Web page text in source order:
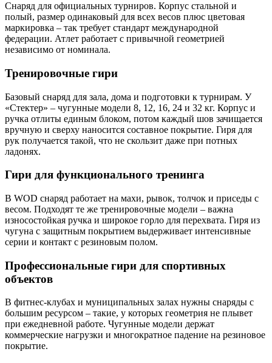
Снаряд для официальных турниров. Корпус стальной и
полый, размер одинаковый для всех весов плюс цветовая
маркировка – так требует стандарт международной
федерации. Атлет работает с привычной геометрией
независимо от номинала.
Тренировочные гири
Базовый снаряд для зала, дома и подготовки к турнирам. У
«Стектер» – чугунные модели 8, 12, 16, 24 и 32 кг. Корпус и
ручка отлиты единым блоком, потом каждый шов зачищается
вручную и сверху наносится составное покрытие. Гиря для
рук получается такой, что не скользит даже при потных
ладонях.
Гири для функционального тренинга
В WOD снаряд работает на махи, рывок, толчок и приседы с
весом. Подходят те же тренировочные модели – важна
износостойкая ручка и широкое горло для перехвата. Гиря из
чугуна с защитным покрытием выдерживает интенсивные
серии и контакт с резиновым полом.
Профессиональные гири для спортивных
объектов
В фитнес-клубах и муниципальных залах нужны снаряды с
большим ресурсом – такие, у которых геометрия не плывет
при ежедневной работе. Чугунные модели держат
коммерческие нагрузки и многократное падение на резиновое
покрытие.